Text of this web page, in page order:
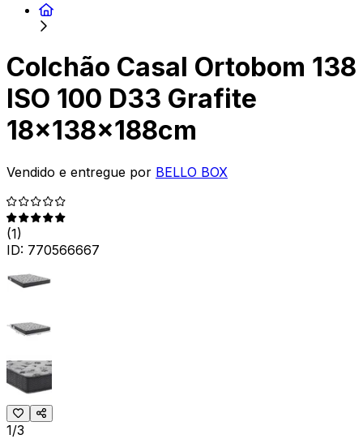
Colchão Casal Ortobom 138
ISO 100 D33 Grafite
18x138x188cm
Vendido e entregue por BELLO BOX
(1)
ID: 770566667
1/3